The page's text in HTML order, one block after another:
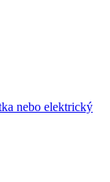
nebo elektrický